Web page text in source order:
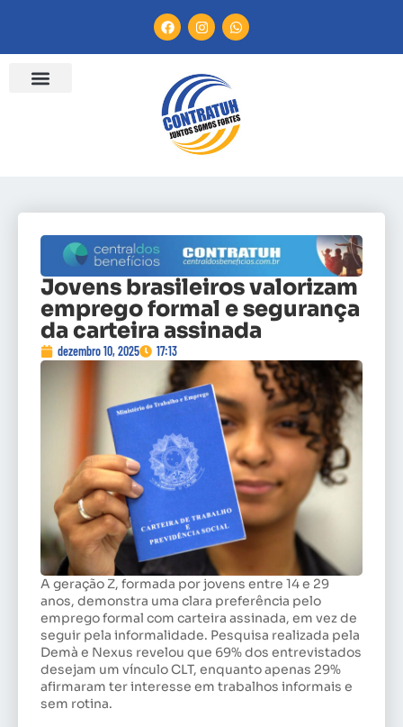
Jovens brasileiros valorizam
emprego formal e segurança
da carteira assinada
dezembro 10, 2025 17:13
A geração Z, formada por jovens entre 14 e 29
anos, demonstra uma clara preferência pelo
emprego formal com carteira assinada, em vez de
seguir pela informalidade. Pesquisa realizada pela
Demà e Nexus revelou que 69% dos entrevistados
desejam um vínculo CLT, enquanto apenas 29%
afirmaram ter interesse em trabalhos informais e
sem rotina.